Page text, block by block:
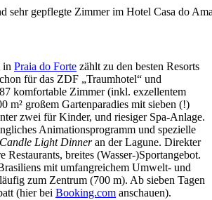
sehr gepflegte Zimmer im Hotel Casa do
in Praia do Forte zählt zu den besten Resorts
für das ZDF „Traumhotel“ und
komfortable Zimmer (inkl. exzellentem
m² großem Gartenparadies mit sieben (!)
zwei für Kinder, und riesiger Spa-Anlage.
Animationsprogramm und spezielle
Candle Light Dinneran der Lagune. Direkter
Restaurants, breites (Wasser-)Sportangebot.
mit umfangreichem Umwelt- und
zum Zentrum (700 m). Ab sieben Tagen
(hier bei Booking.com anschauen).